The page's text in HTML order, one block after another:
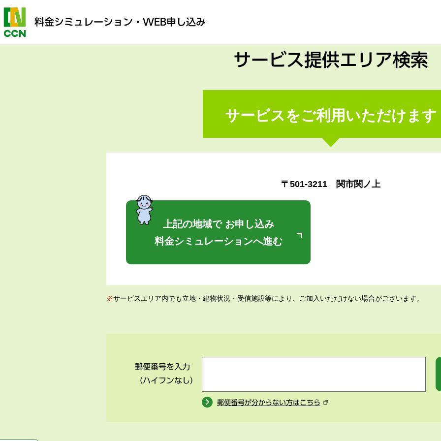
料金シミュレーション ・WEB申し込み
サービス提供エリア検索
サービスをご利用いただけます
〒501-3211 関市関ノ上
上記の地域で お申し込み
料金シミュレーションへ進む
※サービスエリア内でも立地・建物状況・受信施設等により、ご加入いただけない場合がございます。
郵便番号を入力
（ハイフンなし）
郵便番号が分からない方はこちら